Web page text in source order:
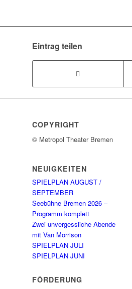
Eintrag teilen
COPYRIGHT
© Metropol Theater Bremen
NEUIGKEITEN
SPIELPLAN AUGUST /
SEPTEMBER
Seebühne Bremen 2026 –
Programm komplett
Zwei unvergessliche Abende
mit Van Morrison
SPIELPLAN JULI
SPIELPLAN JUNI
FÖRDERUNG